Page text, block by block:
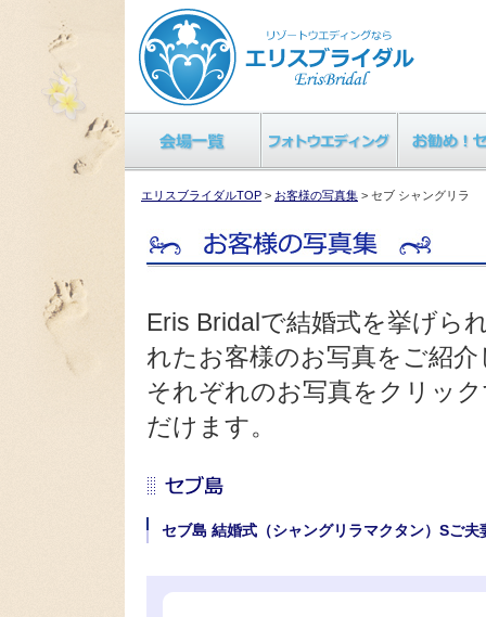
エリスブライダルTOP > お客様の写真集 > セブ シャングリラ
Eris Bridalで結婚式を挙げら
れたお客様のお写真をご紹
それぞれのお写真をクリッ
だけます。
セブ島 結婚式（シャングリラマクタン）Sご夫